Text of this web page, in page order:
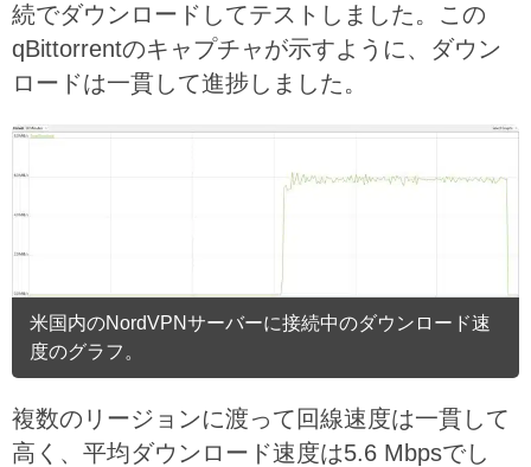
続でダウンロードしてテストしました。この
qBittorrentのキャプチャが示すように、ダウン
ロードは一貫して進捗しました。
米国内のNordVPNサーバーに接続中のダウンロード速
度のグラフ。
複数のリージョンに渡って回線速度は一貫して
高く、平均ダウンロード速度は5.6 Mbpsでし